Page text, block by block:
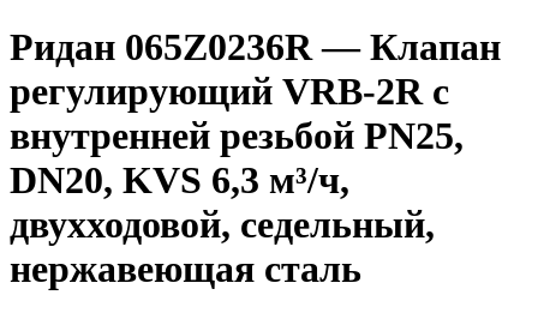
Ридан 065Z0236R — Клапан
регулирующий VRB-2R с
внутренней резьбой PN25,
DN20, KVS 6,3 м³/ч,
двухходовой, седельный,
нержавеющая сталь